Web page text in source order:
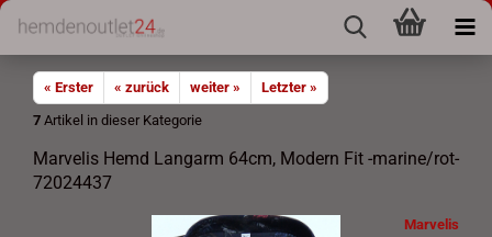
« Erster « zurück weiter »
Letzter »
7 Artikel in dieser Kategorie
Marvelis Hemd Langarm 64cm, Modern Fit -marine/rot-
72024437
Marvelis